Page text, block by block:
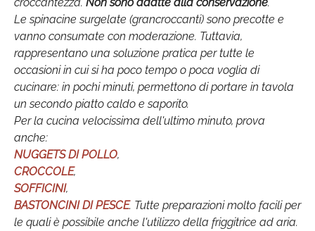
Le spinacine surgelate (grancroccanti) sono precotte e
vanno consumate con moderazione. Tuttavia,
rappresentano una soluzione pratica per tutte le
occasioni in cui si ha poco tempo o poca voglia di
cucinare: in pochi minuti, permettono di portare in tavola
un secondo piatto caldo e saporito.
Per la cucina velocissima dell'ultimo minuto, prova
anche:
NUGGETS DI POLLO,
CROCCOLE,
SOFFICINI,
BASTONCINI DI PESCE. Tutte preparazioni molto facili per
le quali è possibile anche l'utilizzo della friggitrice ad aria.